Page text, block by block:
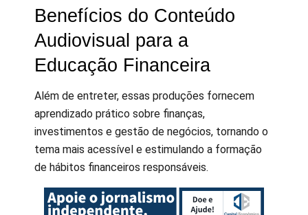
Benefícios do Conteúdo
Audiovisual para a
Educação Financeira
Além de entreter, essas produções fornecem
aprendizado prático sobre finanças,
investimentos e gestão de negócios, tornando o
tema mais acessível e estimulando a formação
de hábitos financeiros responsáveis.